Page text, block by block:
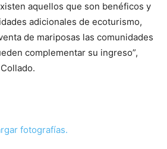
aquellos que son benéficos y
adicionales de ecoturismo,
de mariposas las comunidades
complementar su ingreso”,
fotografías.